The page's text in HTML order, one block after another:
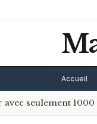
Accueil
avec seulement